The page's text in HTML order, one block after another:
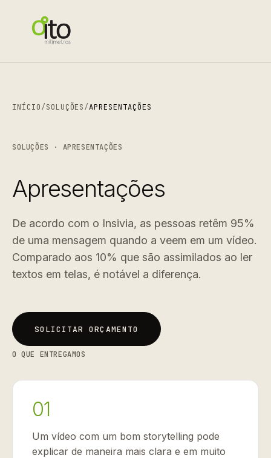
INÍCIO/SOLUÇÕES/APRESENTAÇÕES
SOLUÇÕES · APRESENTAÇÕES
Apresentações
De acordo com o Insivia, as pessoas retêm 95%
de uma mensagem quando a veem em um vídeo.
Comparado aos 10% que são assimilados ao ler
textos em telas, é notável a diferença.
SOLICITAR ORÇAMENTO
O QUE ENTREGAMOS
01
Um vídeo com um bom storytelling pode
explicar de maneira mais clara e em muito